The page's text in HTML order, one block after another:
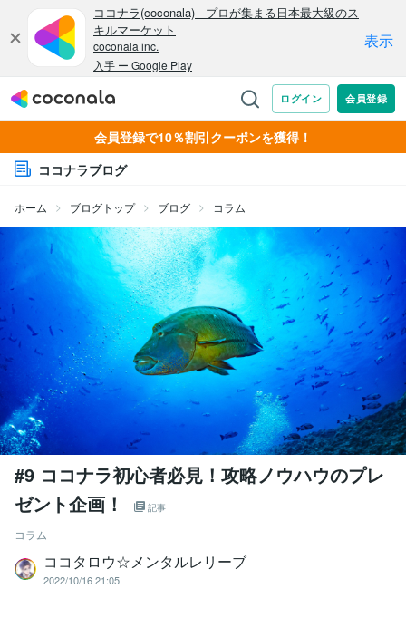
会員登録で10％割引クーポンを獲得！
ココナラブログ
ホーム ブログトップ ブログ コラム
#9 ココナラ初心者必見！攻略ノウハウのプレ
ゼント企画！
記事
コラム
ココタロウ☆メンタルレリーブ
2022/10/16 21:05